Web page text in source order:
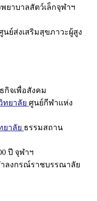
พยาบาลสัตว์เล็กจุฬาฯ
นย์ส่งเสริมสุขภาวะผู้สูง
กิจเพื่อสังคม
ยาลัย ศูนย์กีฬาแห่ง
ยาลัย ธรรมสถาน
ปี จุฬาฯ
ลงกรณ์ราชบรรณาลัย